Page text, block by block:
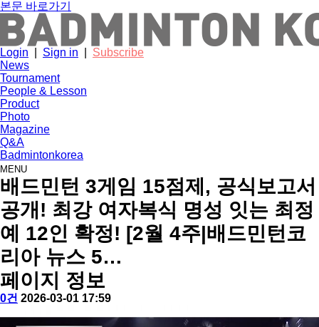
본문 바로가기
Login Sign in
Subscribe
News
Tournament
People & Lesson
Product
Photo
Magazine
Q&A
Badmintonkorea
MENU
news
배드민턴 3게임 15점제, 공식보고서
공개! 최강 여자복식 명성 잇는 최정
예 12인 확정! [2월 4주|배드민턴코
리아 뉴스 5…
페이지 정보
작
배
댓
0건 작
일
2026-03-01 17:59
본